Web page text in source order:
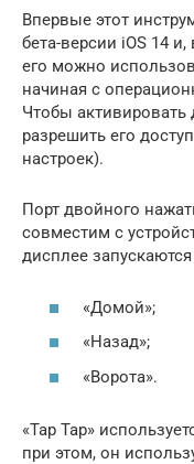
Впервые этот
бета-версии iOS 14
его можно
начиная с
Чтобы
разрешить его
настроек).
Порт двойного
совместим с
дисплее
«Домой»;
«Назад»;
«Ворота».
«Tap Tap»
при этом, он